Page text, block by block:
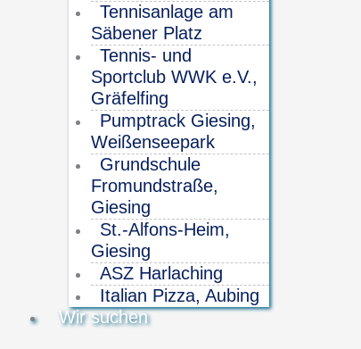
Tennisanlage am
Säbener Platz
Tennis- und
Sportclub WWK e.V.,
Gräfelfing
Pumptrack Giesing,
Weißenseepark
Grundschule
Fromundstraße,
Giesing
St.-Alfons-Heim,
Giesing
ASZ Harlaching
Italian Pizza, Aubing
Wir suchen